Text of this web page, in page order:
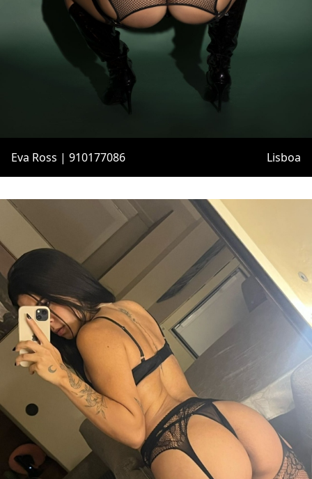
Eva Ross | 910177086 Lisboa